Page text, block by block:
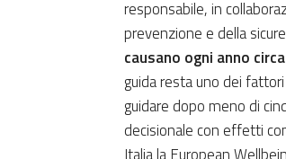
responsabile, in
prevenzione e della
causano ogni anno
guida resta uno dei
guidare dopo meno di
decisionale con effetti